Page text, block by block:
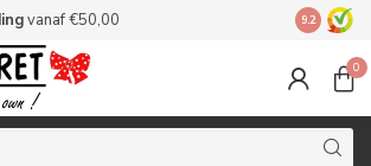
vanaf €50,00 Made by
9.2
0